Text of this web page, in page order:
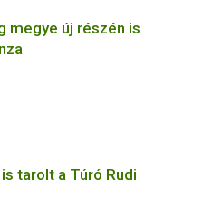
megye új részén is
tarolt a Túró Rudi